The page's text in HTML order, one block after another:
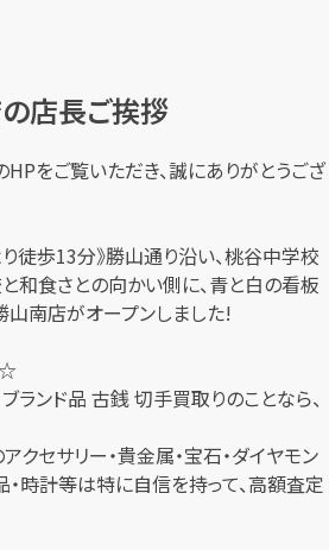
店長ご挨拶
をご覧いただき、誠にありがとうござ
徒歩13分》勝山通り沿い、桃谷中学校
和食さとの向かい側に、青と白の看板
南店がオープンしました!
ランド品 古銭 切手買取りのことなら、
クセサリー・貴金属・宝石・ダイヤモン
・時計等は特に自信を持って、高額査定